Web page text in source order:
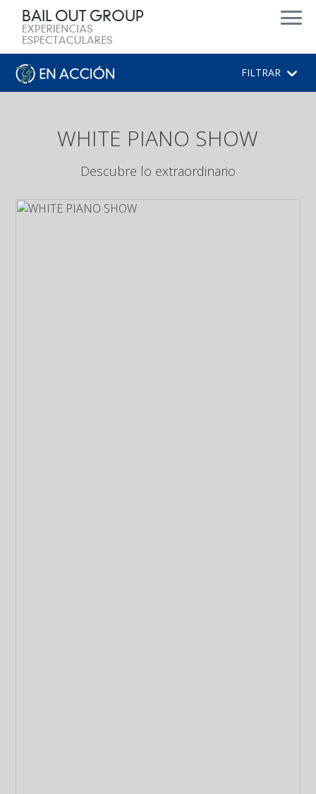
FILTRAR
WHITE PIANO SHOW
Descubre lo extraordinario